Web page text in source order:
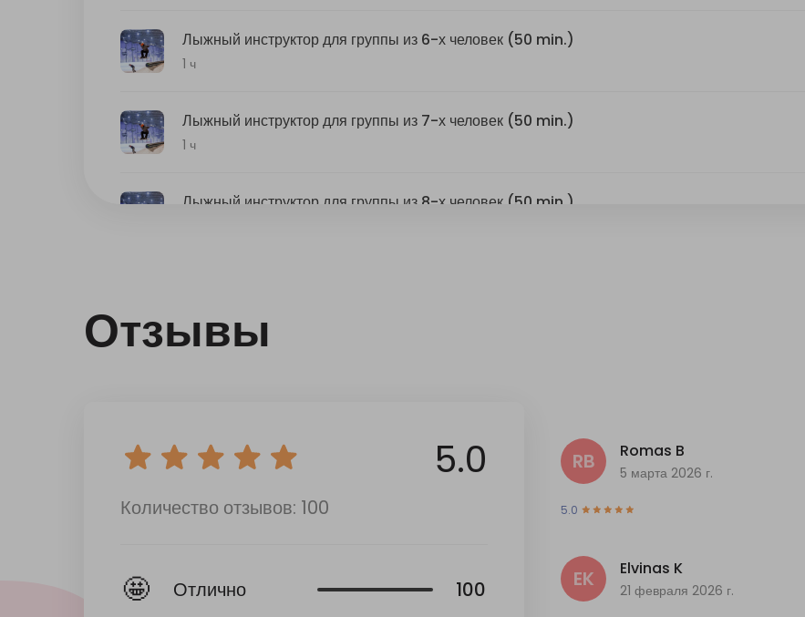
Отзывы
5.0
Количество отзывов: 100
🤩 Отлично 100
RB Romas B
5 марта 2026 г.
5.0
EK Elvinas K
21 февраля 2026 г.